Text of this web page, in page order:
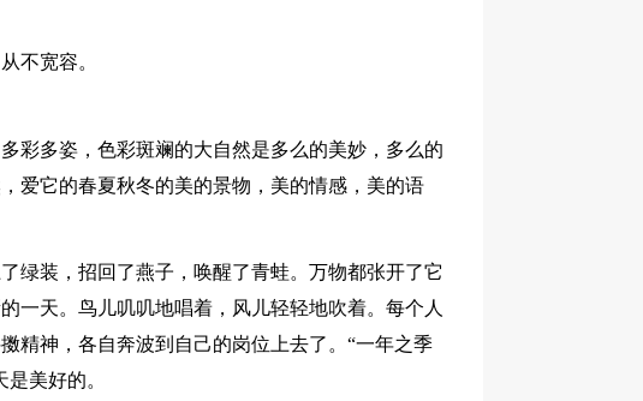
不宽容。
彩多姿，色彩斑斓的大自然是多么的美妙，多么的
爱它的春夏秋冬的美的景物，美的情感，美的语
绿装，招回了燕子，唤醒了青蛙。万物都张开了它
一天。鸟儿叽叽地唱着，风儿轻轻地吹着。每个人
精神，各自奔波到自己的岗位上去了。“一年之季
美好的。